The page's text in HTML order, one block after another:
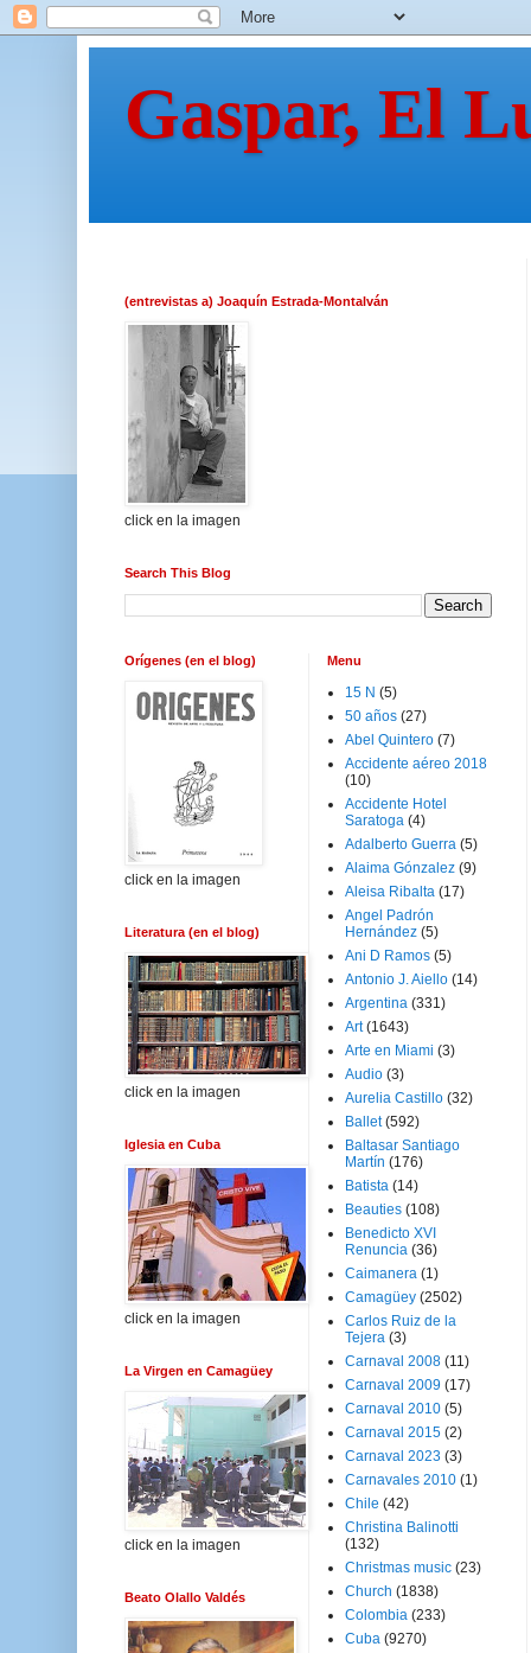
Gaspar, El
(entrevistas a) Joaquín Estrada-Montalván
click en la imagen
Search This Blog
Orígenes (en el blog)
click en la imagen
Literatura (en el blog)
click en la imagen
Iglesia en Cuba
click en la imagen
La Virgen en Camagüey
click en la imagen
Beato Olallo Valdés
Menu
15 N (5)
50 años (27)
Abel Quintero (7)
Accidente aéreo 2018
(10)
Accidente Hotel
Saratoga (4)
Adalberto Guerra (5)
Alaima Gónzalez (9)
Aleisa Ribalta (17)
Angel Padrón
Hernández (5)
Ani D Ramos (5)
Antonio J. Aiello (14)
Argentina (331)
Art (1643)
Arte en Miami (3)
Audio (3)
Aurelia Castillo (32)
Ballet (592)
Baltasar Santiago
Martín (176)
Batista (14)
Beauties (108)
Benedicto XVI
Renuncia (36)
Caimanera (1)
Camagüey (2502)
Carlos Ruiz de la
Tejera (3)
Carnaval 2008 (11)
Carnaval 2009 (17)
Carnaval 2010 (5)
Carnaval 2015 (2)
Carnaval 2023 (3)
Carnavales 2010 (1)
Chile (42)
Christina Balinotti
(132)
Christmas music (23)
Church (1838)
Colombia (233)
Cuba (9270)